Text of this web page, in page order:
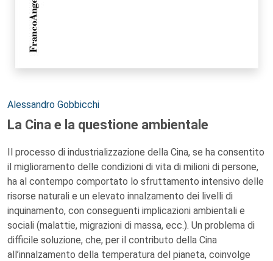
Autori:
Alessandro Gobbicchi
La Cina e la questione ambientale
Il processo di industrializzazione della Cina, se ha consentito
il miglioramento delle condizioni di vita di milioni di persone,
ha al contempo comportato lo sfruttamento intensivo delle
risorse naturali e un elevato innalzamento dei livelli di
inquinamento, con conseguenti implicazioni ambientali e
sociali (malattie, migrazioni di massa, ecc.). Un problema di
difficile soluzione, che, per il contributo della Cina
all’innalzamento della temperatura del pianeta, coinvolge